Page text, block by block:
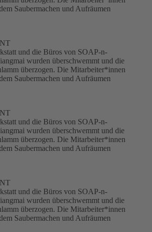
Saubermachen und Aufräumen
und die Büros von SOAP-n-
wurden überschwemmt und die
überzogen. Die Mitarbeiter*innen
Saubermachen und Aufräumen
und die Büros von SOAP-n-
wurden überschwemmt und die
überzogen. Die Mitarbeiter*innen
Saubermachen und Aufräumen
und die Büros von SOAP-n-
wurden überschwemmt und die
überzogen. Die Mitarbeiter*innen
Saubermachen und Aufräumen